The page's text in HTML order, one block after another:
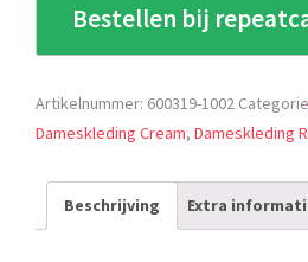
Bestellen bij
Artikelnummer: 600319-1002
Dameskleding Cream, Dameskleding
Beschrijving Extra